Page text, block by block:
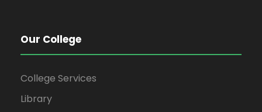
Our College
College Services
Library